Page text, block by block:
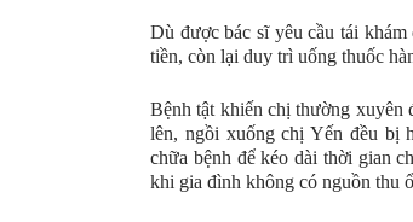
Dù được bác sĩ yêu cầu tái
tiền, còn lại duy trì uống thuốc
Bệnh tật khiến chị thường
lên, ngồi xuống chị Yến đều bị
chữa bệnh để kéo dài thời gian
khi gia đình không có nguồn thu